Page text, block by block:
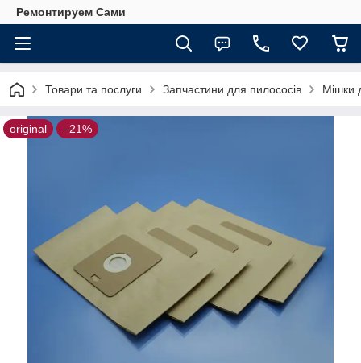
Ремонтируем Сами
Товари та послуги Запчастини для пилососів Мішки
original –21%